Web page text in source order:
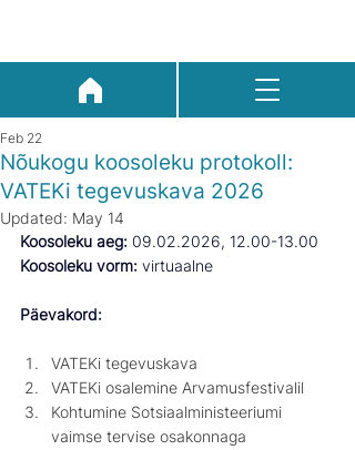
Nõukogu koosoleku protokoll:
VATEKi tegevuskava 2026
Feb 22
Updated: May 14
Koosoleku aeg: 09.02.2026, 12.00-13.00
Koosoleku vorm: virtuaalne
Päevakord:
VATEKi tegevuskava
VATEKi osalemine Arvamusfestivalil
Kohtumine Sotsiaalministeeriumi
vaimse tervise osakonnaga